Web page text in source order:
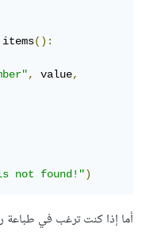
.items():
, value,
is not found!")
أما إذا كنت ترغب في طباعة